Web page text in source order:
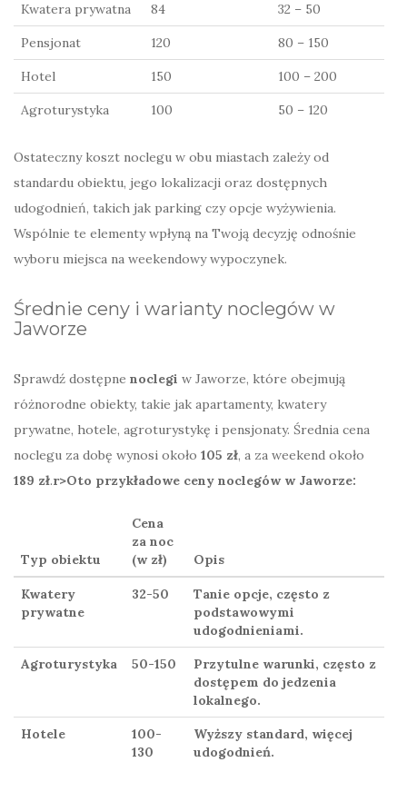
Kwatera prywatna 84 32 – 50
Pensjonat 120 80 – 150
Hotel 150 100 – 200
Agroturystyka 100 50 – 120
Ostateczny koszt noclegu w obu miastach zależy od
standardu obiektu, jego lokalizacji oraz dostępnych
udogodnień, takich jak parking czy opcje wyżywienia.
Wspólnie te elementy wpłyną na Twoją decyzję odnośnie
wyboru miejsca na weekendowy wypoczynek.
Średnie ceny i warianty noclegów w
Jaworze
Sprawdź dostępne noclegi w Jaworze, które obejmują
różnorodne obiekty, takie jak apartamenty, kwatery
prywatne, hotele, agroturystykę i pensjonaty. Średnia cena
noclegu za dobę wynosi około 105 zł, a za weekend około
189 zł.r>Oto przykładowe ceny noclegów w Jaworze:
Typ obiektu
Cena
za noc
(w zł)
Opis
Kwatery
prywatne
32-50
Tanie opcje, często z
podstawowymi
udogodnieniami.
Agroturystyka 50-150
Przytulne warunki, często z
dostępem do jedzenia
lokalnego.
Hotele
100-
130
Wyższy standard, więcej
udogodnień.